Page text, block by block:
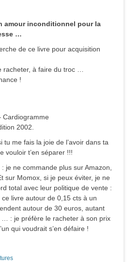
amour inconditionnel pour la
…
de ce livre pour acquisition
racheter, à faire du troc …
!
Cardiogramme
2002.
tu me fais la joie de l’avoir dans ta
vouloir t’en séparer !!!
je ne commande plus sur Amazon,
sur Momox, si je peux éviter, je ne
total avec leur politique de vente :
livre autour de 0,15 cts à un
autour de 30 euros, autant
: je préfère le racheter à son prix
qui voudrait s’en défaire !